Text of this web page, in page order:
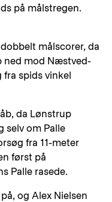
på målstregen.
målscorer, da
ned mod Næstved-
fra spids vinkel
da Lønstrup
selv om Palle
fra 11-meter
først på
Palle rasede.
og Alex Nielsen